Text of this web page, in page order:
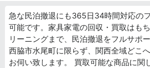
急な民泊撤退にも365日34時間対応の
可能です。家具家電の回収・買取はも
リーニングまで、民泊撤退をフルサポ
西脇市水尾町に限らず、関西全域どこ
お伺い致します。 買取可能な商品に関